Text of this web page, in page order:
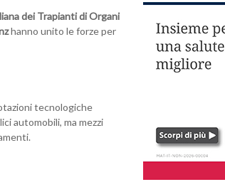
dei Trapianti di Organi
hanno unito le forze per
tecnologiche
automobili, ma mezzi